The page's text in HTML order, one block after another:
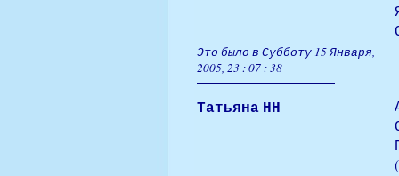
Это было в Субботу 15 Января,
2005, 23 : 07 : 38
Татьяна НН